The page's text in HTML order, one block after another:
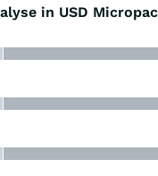
in USD